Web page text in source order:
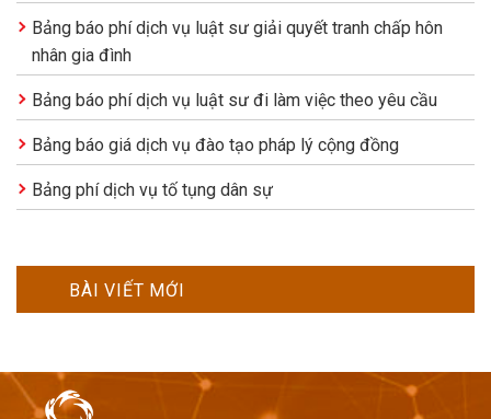
Bảng báo phí dịch vụ luật sư giải quyết tranh chấp hôn
nhân gia đình
Bảng báo phí dịch vụ luật sư đi làm việc theo yêu cầu
Bảng báo giá dịch vụ đào tạo pháp lý cộng đồng
Bảng phí dịch vụ tố tụng dân sự
BÀI VIẾT MỚI